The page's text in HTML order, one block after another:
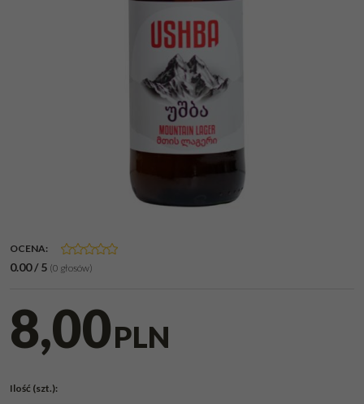
OCENA:
0.00/5 (0 głosów)
8,00PLN
Ilość (szt.):